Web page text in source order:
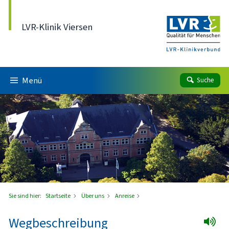
LVR-Klinik Viersen
Menü Suche
Sie sind hier: Startseite Über uns Anreise
Wegbeschreibung